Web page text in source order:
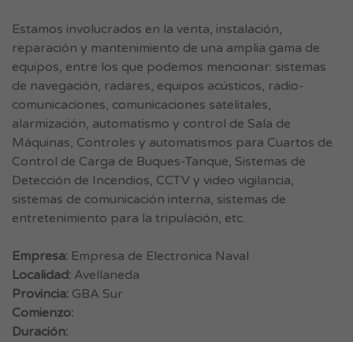
Estamos involucrados en la venta, instalación,
reparación y mantenimiento de una amplia gama de
equipos, entre los que podemos mencionar: sistemas
de navegación, radares, equipos acústicos, radio-
comunicaciones, comunicaciones satelitales,
alarmización, automatismo y control de Sala de
Máquinas, Controles y automatismos para Cuartos de
Control de Carga de Buques-Tanque, Sistemas de
Detección de Incendios, CCTV y video vigilancia,
sistemas de comunicación interna, sistemas de
entretenimiento para la tripulación, etc.
Empresa: Empresa de Electronica Naval
Localidad: Avellaneda
Provincia: GBA Sur
Comienzo:
Duración: